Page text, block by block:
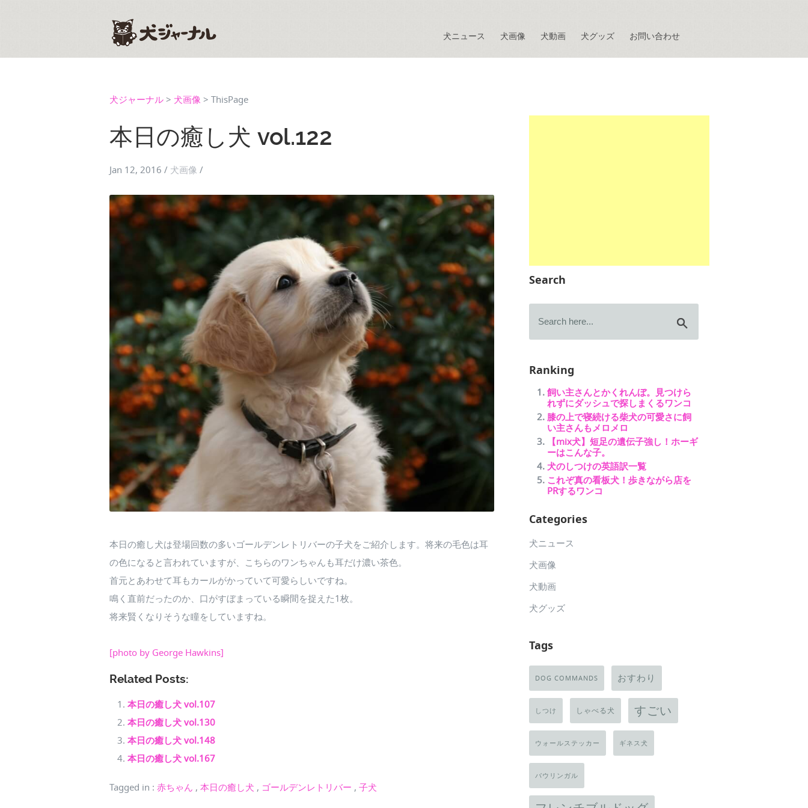
犬ニュース 犬画像 犬動画 犬グッズ お問い合わせ
犬ジャーナル > 犬画像 > ThisPage
本日の癒し犬 vol.122
Jan 12, 2016 / 犬画像 /
本日の癒し犬は登場回数の多いゴールデンレトリバーの子犬をご紹介します。 将来の毛色は耳
の色になると言われていますが、こちらのワンちゃんも耳だけ濃い茶色。
首元とあわせて耳もカールがかっていて可愛らしいですね。
鳴く直前だったのか、口がすぼまっている瞬間を捉えた1枚。
将来賢くなりそうな瞳をしていますね。
[photo by George Hawkins]
Related Posts:
本日の癒し犬 vol.107
本日の癒し犬 vol.130
本日の癒し犬 vol.148
本日の癒し犬 vol.167
Tagged in : 赤ちゃん , 本日の癒し犬 , ゴールデンレトリバー , 子犬
Search
Ranking
飼い主さんとかくれんぼ。見つけら
れずにダッシュで探しまくるワンコ
膝の上で寝続ける柴犬の可愛さに飼
い主さんもメロメロ
【mix犬】短足の遺伝子強し！ホーギ
ーはこんな子。
犬のしつけの英語訳一覧
これぞ真の看板犬！歩きながら店を
PRするワンコ
Categories
犬ニュース
犬画像
犬動画
犬グッズ
Tags
DOG COMMANDS おすわり
しつけ しゃべる犬 すごい
ウォールステッカー ギネス犬
バウリンガル